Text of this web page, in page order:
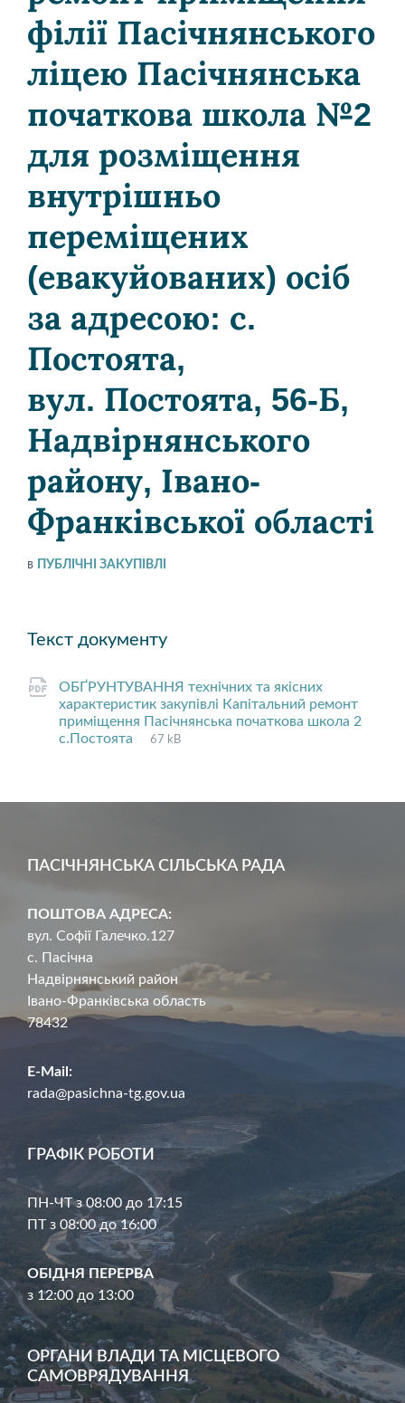
філії Пасічнянського
ліцею Пасічнянська
початкова школа №2
для розміщення
внутрішньо
переміщених
(евакуйованих) осіб
за адресою: с.
Постоята,
вул. Постоята, 56-Б,
Надвірнянського
району, Івано-
Франківської області
в ПУБЛІЧНІ ЗАКУПІВЛІ
Текст документу
ОБҐРУНТУВАННЯ технічних та якісних
характеристик закупівлі Капітальний ремонт
приміщення Пасічнянська початкова школа 2
с.Постоята
File
pdf
File
67 kB
ПАСІЧНЯНСЬКА СІЛЬСЬКА РАДА
ПОШТОВА АДРЕСА:
вул. Софії Галечко.127
с. Пасічна
Надвірнянський район
Івано-Франківська область
78432
E-Mail:
rada@pasichna-tg.gov.ua
ГРАФІК РОБОТИ
ПН-ЧТ з 08:00 до 17:15
ПТ з 08:00 до 16:00
ОБІДНЯ ПЕРЕРВА
з 12:00 до 13:00
ОРГАНИ ВЛАДИ ТА МІСЦЕВОГО
САМОВРЯДУВАННЯ